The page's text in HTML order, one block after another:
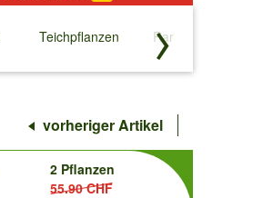
Teichpflanzen
↓
Raritäten
↓
vorheriger Artikel
2 Pflanzen
55.90 CHF